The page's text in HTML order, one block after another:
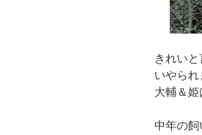
きれい
いやられ
大輔＆姫
中年の